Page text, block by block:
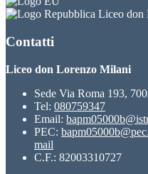
Liceo don
Contatti
Liceo don Lorenzo Milani
Sede Via Roma 193,
Tel: 080759347
Email:
PEC:
mail
C.F.: 82003310727